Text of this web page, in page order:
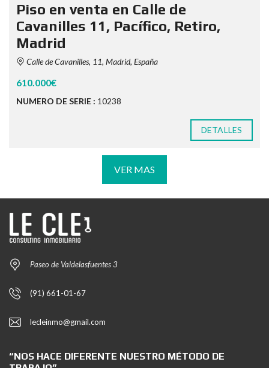
Piso en venta en Calle de
Cavanilles 11, Pacífico, Retiro,
Madrid
Calle de Cavanilles, 11, Madrid, España
610.000€
NUMERO DE SERIE : 10238
DETALLES
VER MAS
Paseo de Valdelasfuentes 3
(91) 661-01-67
lecleinmo@gmail.com
“NOS HACE DIFERENTE NUESTRO MÉTODO DE